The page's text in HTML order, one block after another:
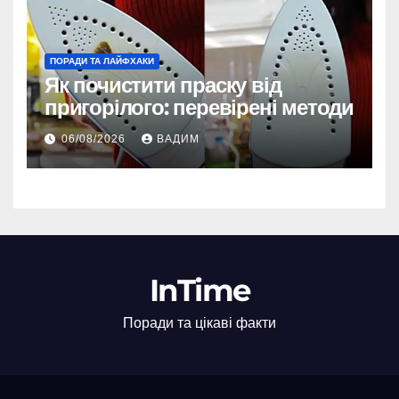
ПОРАДИ ТА ЛАЙФХАКИ
Як почистити праску від
пригорілого: перевірені методи
06/08/2026 ВАДИМ
InTime
Поради та цікаві факти